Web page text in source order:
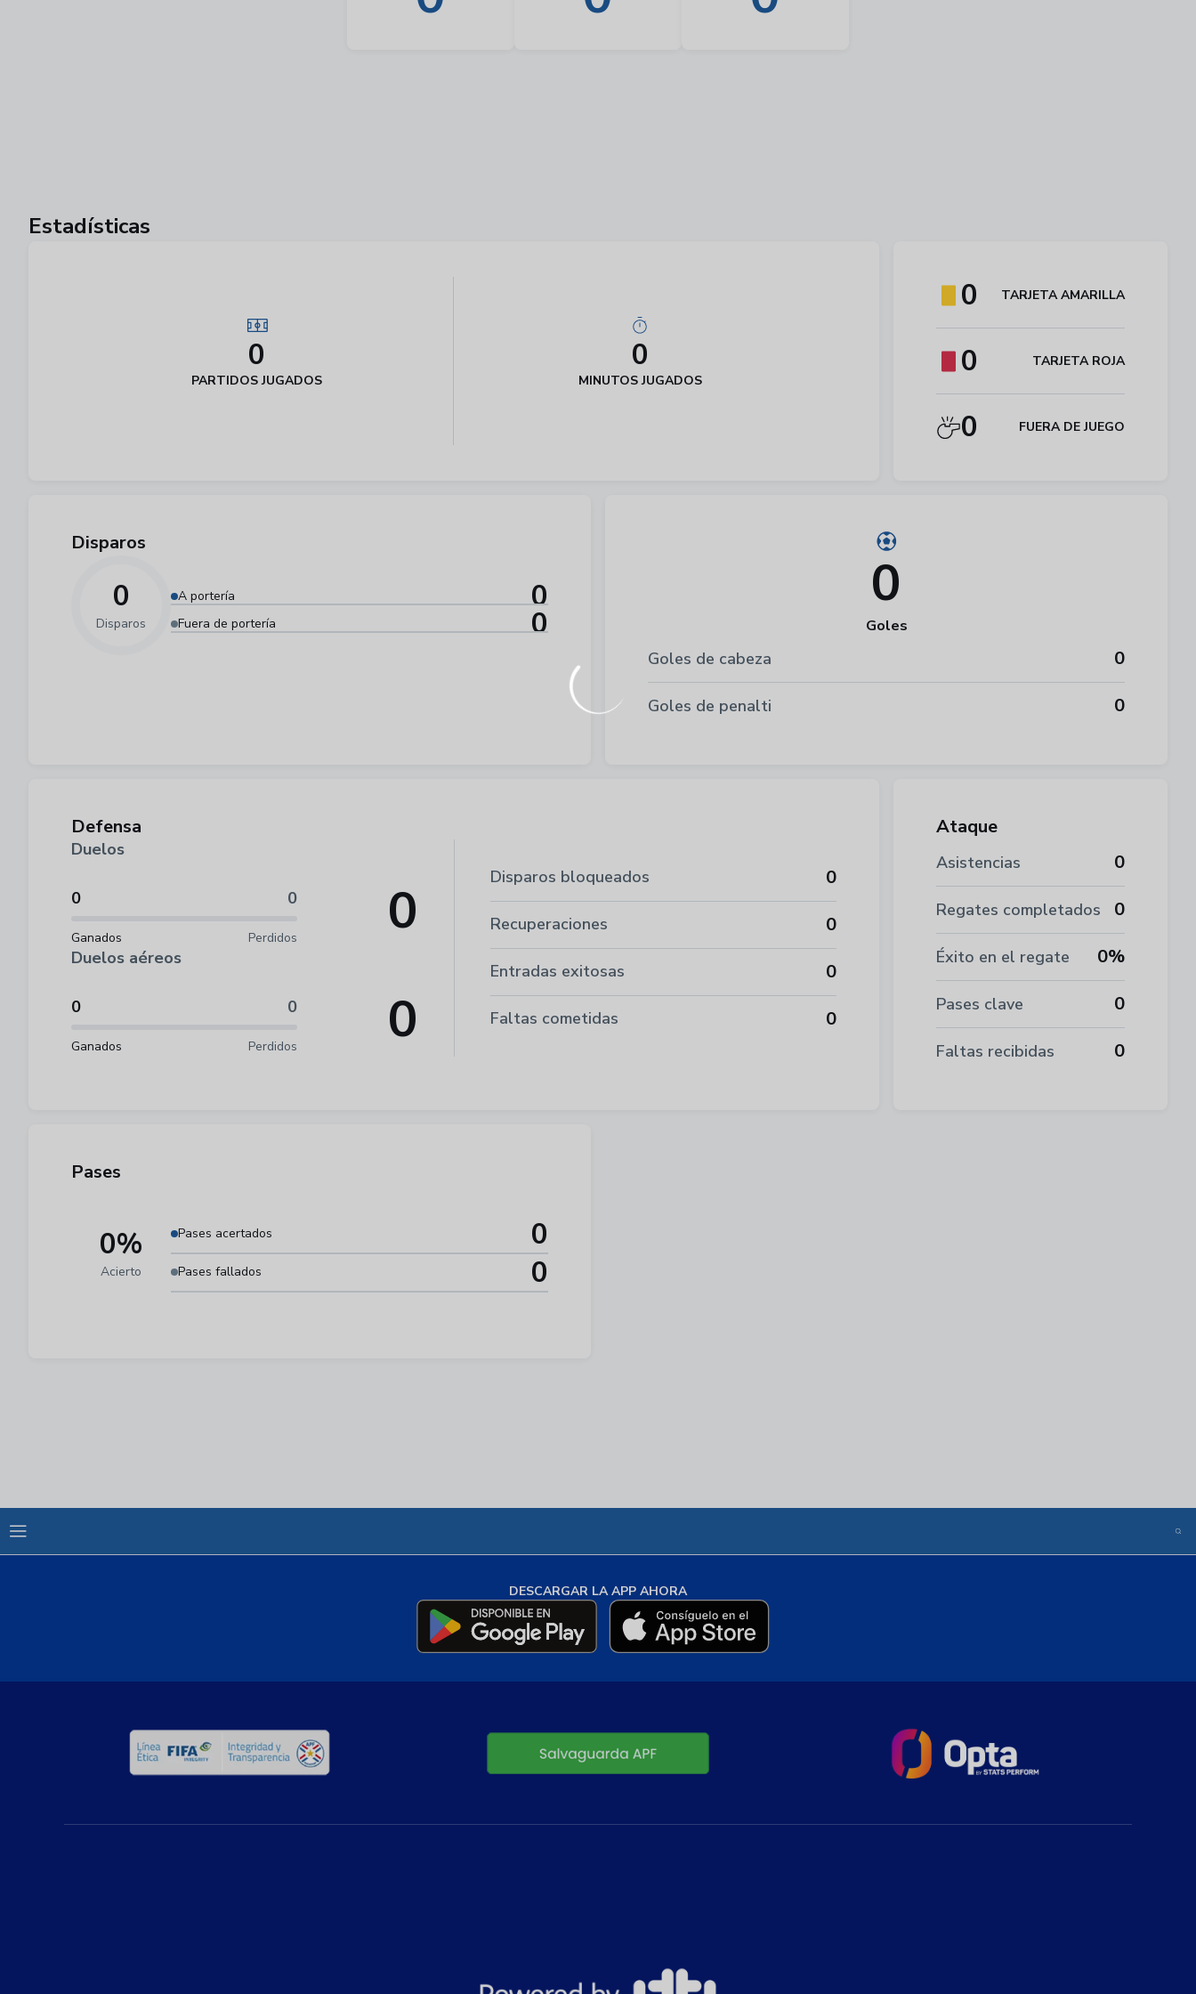
Estadísticas
0
PARTIDOS JUGADOS
0
MINUTOS JUGADOS
0
Goles
Goles de cabeza 0
Goles de penalti 0
Disparos
0
Disparos
A portería 0
Fuera de portería 0
Ataque
Asistencias 0
Regates completados 0
Éxito en el regate 0%
Pases clave 0
Faltas recibidas 0
0 TARJETA AMARILLA
0 TARJETA ROJA
0 FUERA DE JUEGO
Defensa
Duelos
0 0
Ganados Perdidos 0
Duelos aéreos
0 0
Ganados Perdidos 0
Disparos bloqueados 0
Recuperaciones 0
Entradas exitosas 0
Faltas cometidas 0
Pases
0%
Acierto
Pases acertados 0
Pases fallados 0
DESCARGAR LA APP AHORA